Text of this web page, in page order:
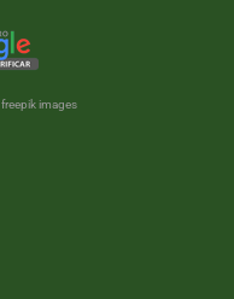
freepik images